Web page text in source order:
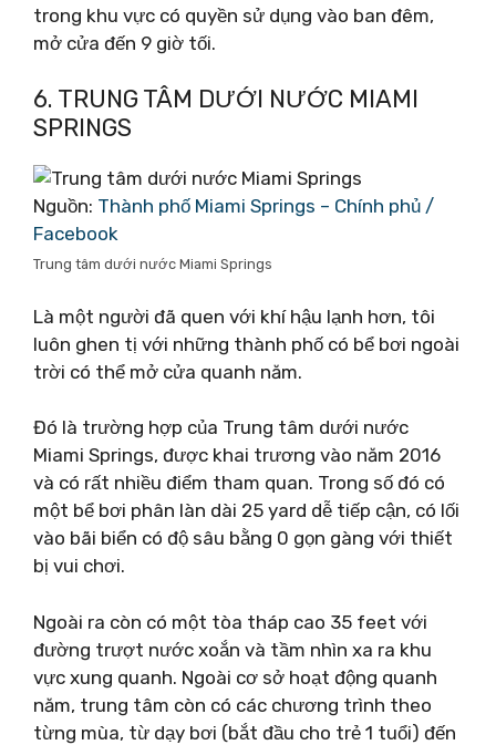
trong khu vực có quyền sử dụng vào ban đêm,
mở cửa đến 9 giờ tối.
6. TRUNG TÂM DƯỚI NƯỚC MIAMI
SPRINGS
Nguồn: Thành phố Miami Springs – Chính phủ /
Facebook
Trung tâm dưới nước Miami Springs
Là một người đã quen với khí hậu lạnh hơn, tôi
luôn ghen tị với những thành phố có bể bơi ngoài
trời có thể mở cửa quanh năm.
Đó là trường hợp của Trung tâm dưới nước
Miami Springs, được khai trương vào năm 2016
và có rất nhiều điểm tham quan. Trong số đó có
một bể bơi phân làn dài 25 yard dễ tiếp cận, có lối
vào bãi biển có độ sâu bằng 0 gọn gàng với thiết
bị vui chơi.
Ngoài ra còn có một tòa tháp cao 35 feet với
đường trượt nước xoắn và tầm nhìn xa ra khu
vực xung quanh. Ngoài cơ sở hoạt động quanh
năm, trung tâm còn có các chương trình theo
từng mùa, từ dạy bơi (bắt đầu cho trẻ 1 tuổi) đến